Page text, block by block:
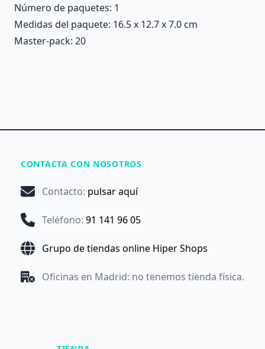
Número de paquetes: 1
Medidas del paquete: 16.5 x 12.7 x 7.0 cm
Master-pack: 20
CONTACTA CON NOSOTROS
Contacto: pulsar aquí
Teléfono: 91 141 96 05
Grupo de tiendas online Hiper Shops
Oficinas en Madrid: no tenemos tienda física.